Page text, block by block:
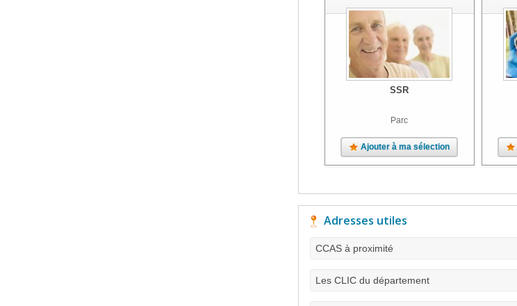
SSR
Parc
Ajouter à ma sélection
Adresses utiles
CCAS à proximité
Les CLIC du département